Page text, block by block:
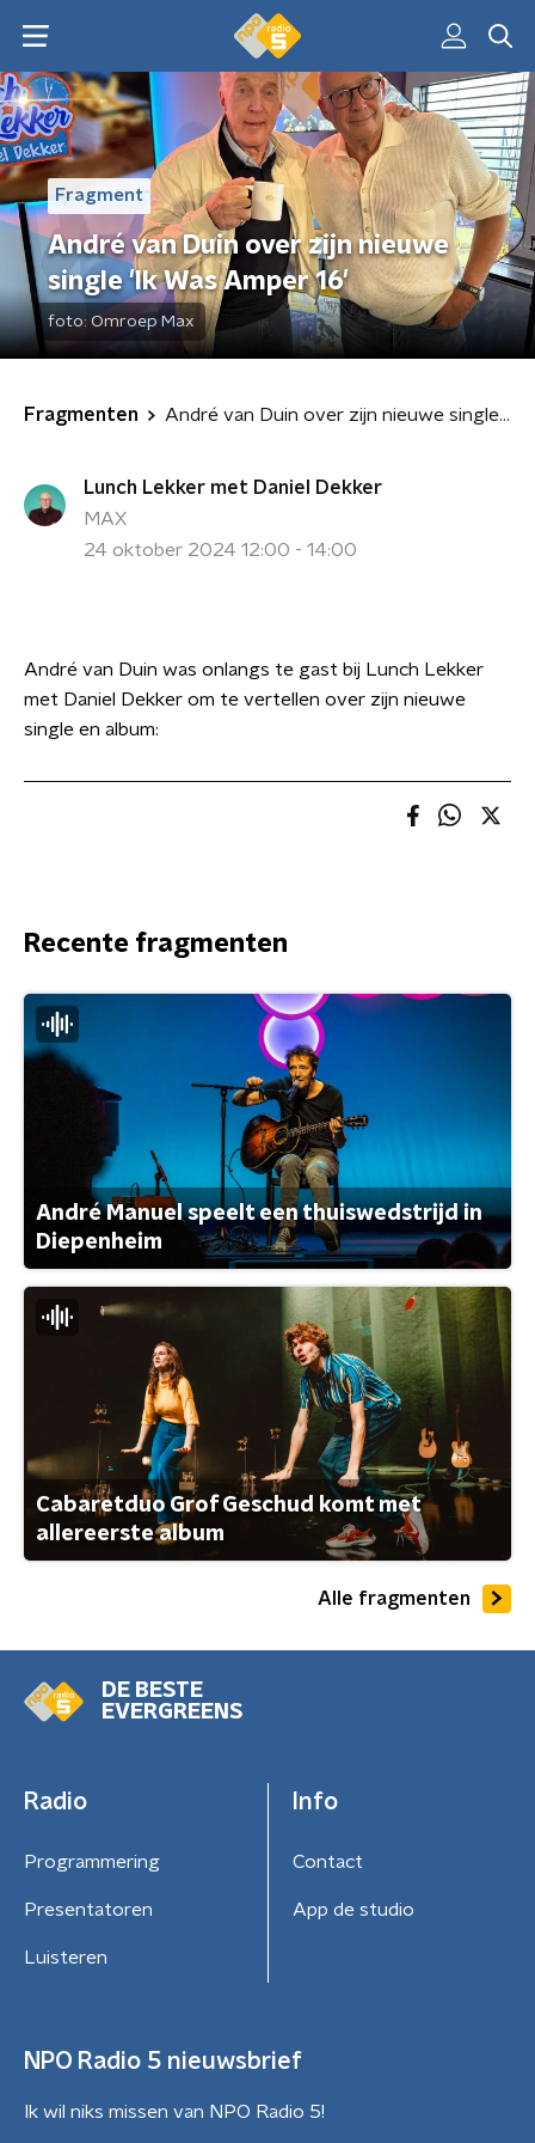
Fragment
André van Duin over zijn nieuwe
single 'Ik Was Amper 16'
foto: Omroep Max
Fragmenten André van Duin over zijn nieuwe single 'Ik Was Amper 16'
Lunch Lekker met Daniel Dekker
MAX
24 oktober 2024 12:00 - 14:00
André van Duin was onlangs te gast bij Lunch Lekker
met Daniel Dekker om te vertellen over zijn nieuwe
single en album:
Recente fragmenten
André Manuel speelt een thuiswedstrijd in
Diepenheim
Cabaretduo Grof Geschud komt met
allereerste album
Alle fragmenten
DE BESTE
EVERGREENS
Radio
Programmering
Presentatoren
Luisteren
Info
Contact
App de studio
NPO Radio 5 nieuwsbrief
Ik wil niks missen van NPO Radio 5!